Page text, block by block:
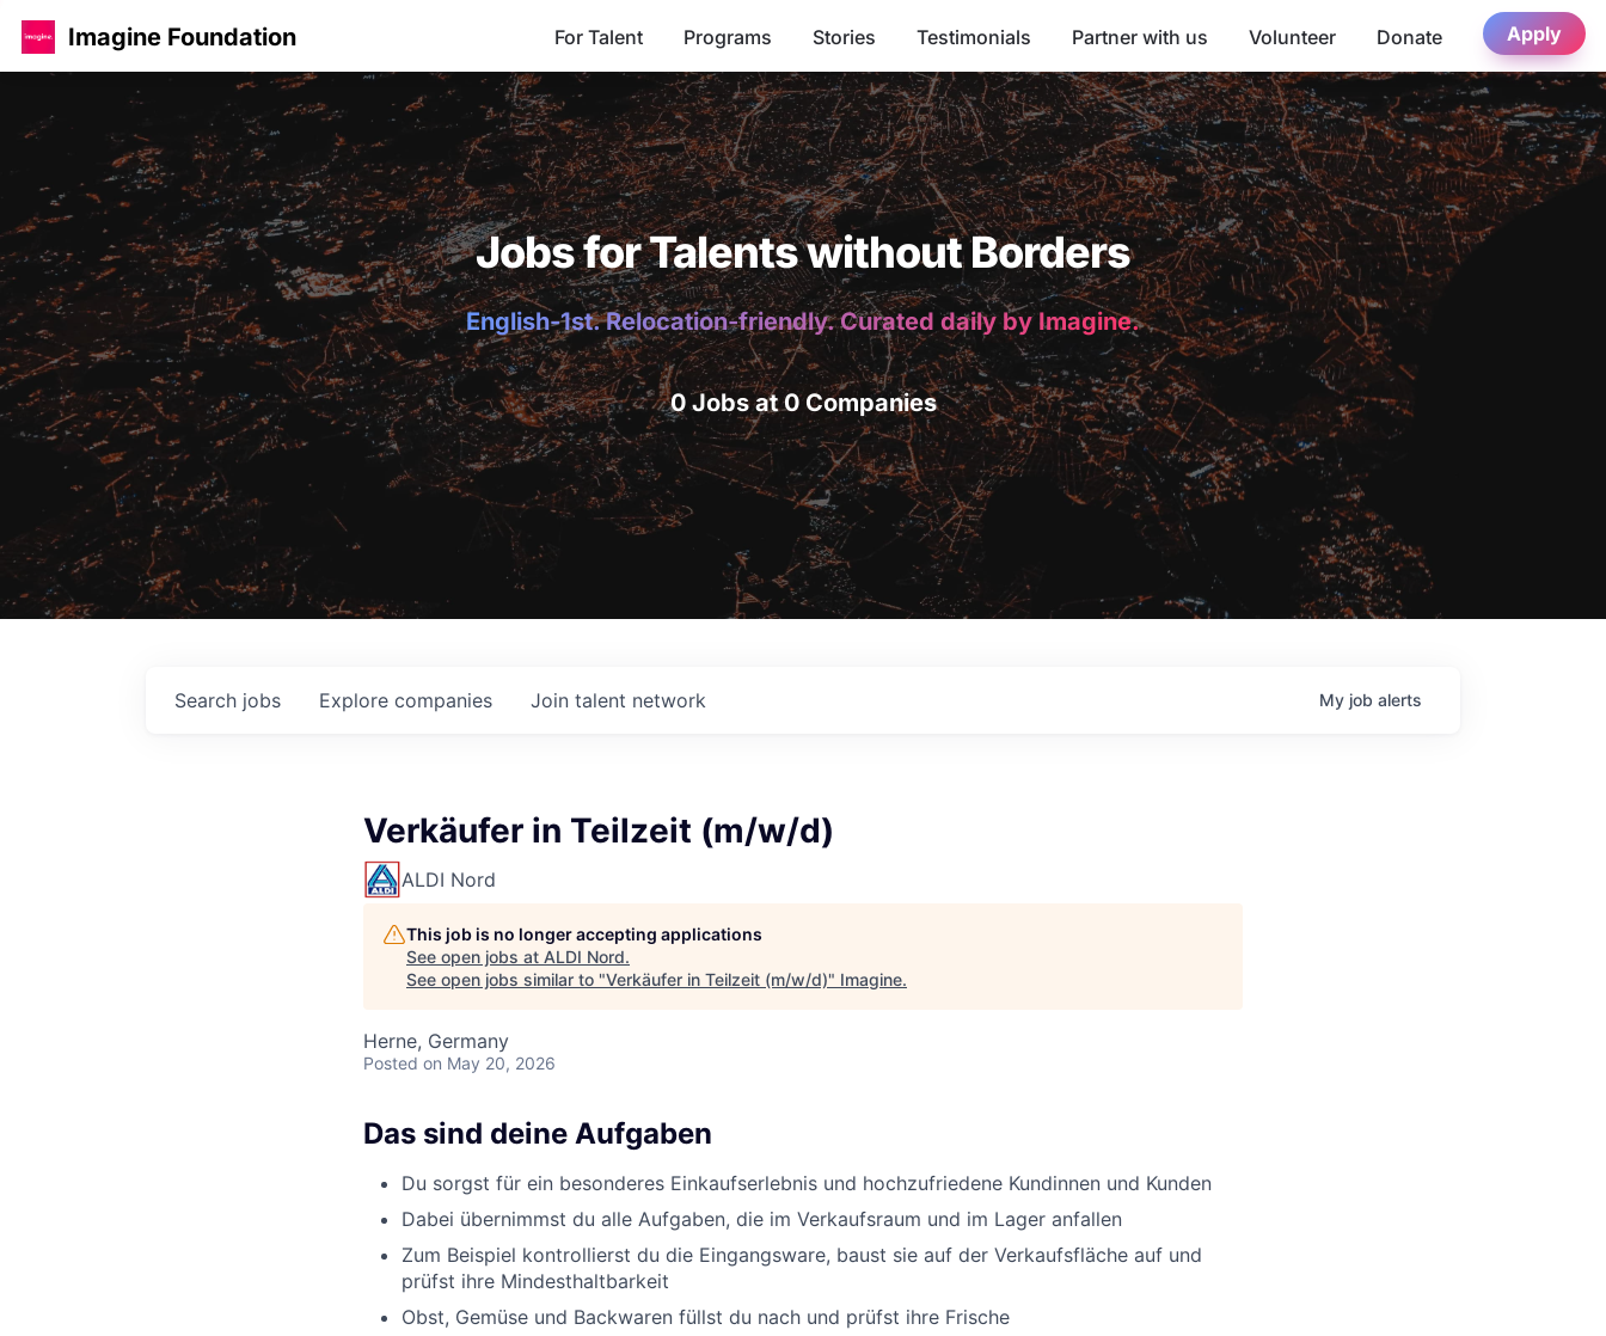
Imagine Foundation For Talent Programs Stories Testimonials Partner with us Volunteer Donate Apply
Jobs for Talents without Borders
English-1st. Relocation-friendly. Curated daily by Imagine.
0 Jobs at 0 Companies
Search jobs Explore companies Join talent network My job alerts
Verkäufer in Teilzeit (m/w/d)
ALDI Nord
This job is no longer accepting applications
See open jobs at ALDI Nord.
See open jobs similar to "Verkäufer in Teilzeit (m/w/d)" Imagine.
Herne, Germany
Posted on May 20, 2026
Das sind deine Aufgaben
Du sorgst für ein besonderes Einkaufserlebnis und hochzufriedene Kundinnen und Kunden
Dabei übernimmst du alle Aufgaben, die im Verkaufsraum und im Lager anfallen
Zum Beispiel kontrollierst du die Eingangsware, baust sie auf der Verkaufsfläche auf und
prüfst ihre Mindesthaltbarkeit
Obst, Gemüse und Backwaren füllst du nach und prüfst ihre Frische